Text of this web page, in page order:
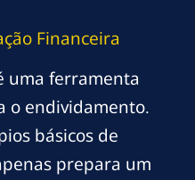
Financeira
uma ferramenta
o endividamento.
básicos de
prepara um